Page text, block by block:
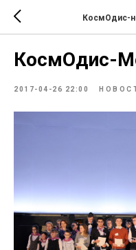
КосмОдис-
КосмОдис-
2017-04-26 22:00